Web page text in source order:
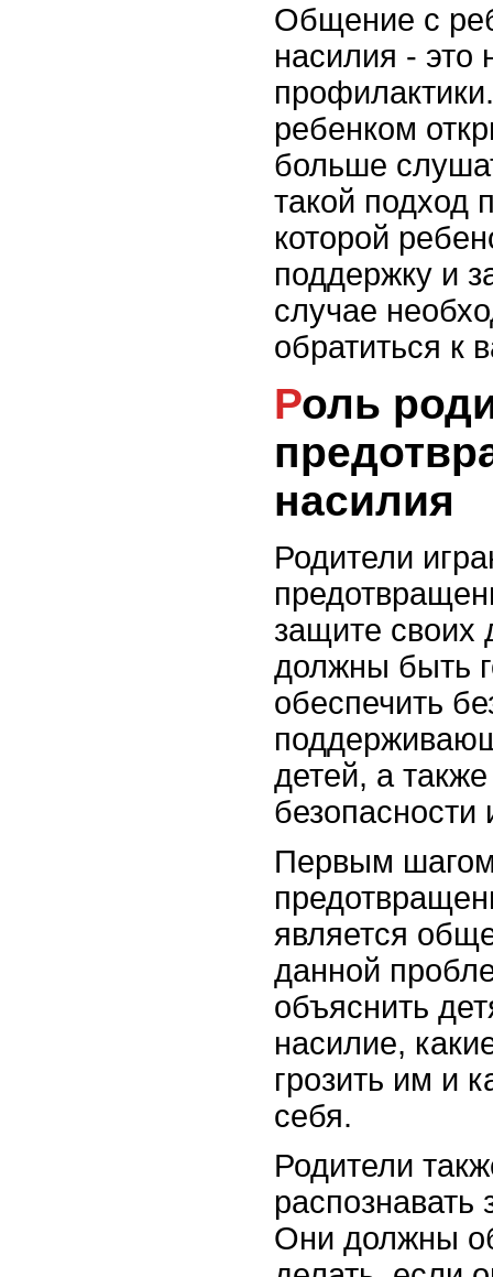
Общение с
насилия - это
ребенком
больше
такой подход
которой
поддержку и
случае
обратиться к
Роль родителей в
насилия
Родители
защите своих
должны быть
обеспечить
детей, а
Первым
является
данной
объяснить
насилие,
грозить им и
себя.
Родители
распознавать
Они должны